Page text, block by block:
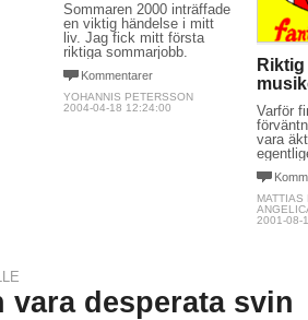
Sommaren 2000 inträffade
en viktig händelse i mitt
liv. Jag fick mitt första
riktiga sommarjobb.
Kommentarer
YOHANNIS PETERSSON
2004-04-18 12:24:00
Varför
vara
MATTIAS
2001-08-
vara desperata svin